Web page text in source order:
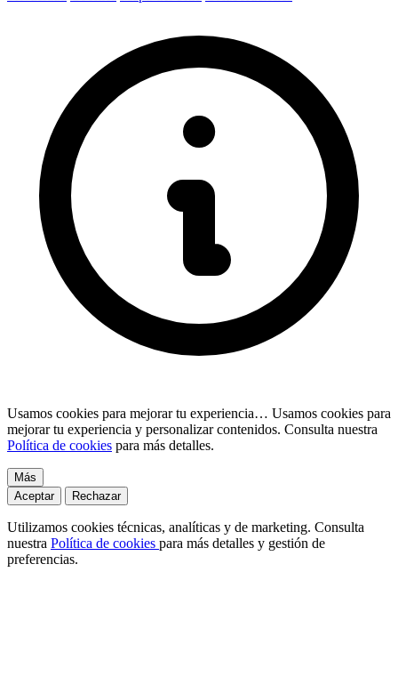
Usamos cookies para mejorar tu experiencia… Usamos cookies para
mejorar tu experiencia y personalizar contenidos. Consulta nuestra
Política de cookies para más detalles.
Más
Aceptar
Rechazar
Utilizamos cookies técnicas, analíticas y de marketing. Consulta
nuestra Política de cookies para más detalles y gestión de
preferencias.